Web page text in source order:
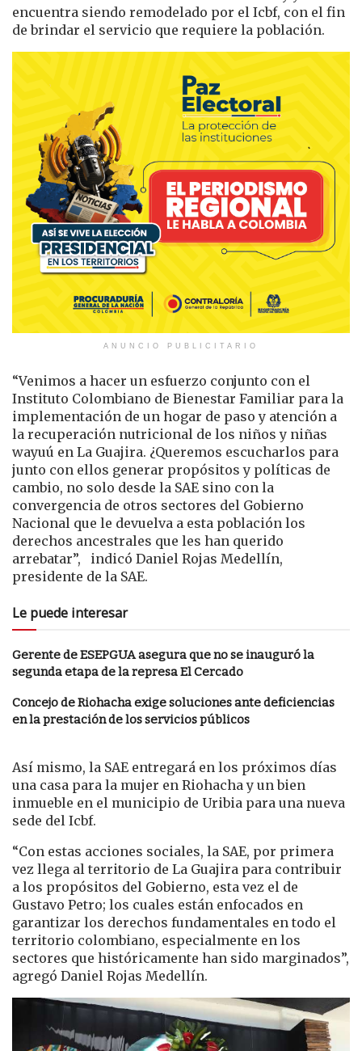
encuentra siendo remodelado por el Icbf, con el fin
de brindar el servicio que requiere la población.
ANUNCIO PUBLICITARIO
“Venimos a hacer un esfuerzo conjunto con el
Instituto Colombiano de Bienestar Familiar para la
implementación de un hogar de paso y atención a
la recuperación nutricional de los niños y niñas
wayuú en La Guajira. ¿Queremos escucharlos para
junto con ellos generar propósitos y políticas de
cambio, no solo desde la SAE sino con la
convergencia de otros sectores del Gobierno
Nacional que le devuelva a esta población los
derechos ancestrales que les han querido
arrebatar”, indicó Daniel Rojas Medellín,
presidente de la SAE.
Le puede interesar
Gerente de ESEPGUA asegura que no se inauguró la
segunda etapa de la represa El Cercado
Concejo de Riohacha exige soluciones ante deficiencias
en la prestación de los servicios públicos
Así mismo, la SAE entregará en los próximos días
una casa para la mujer en Riohacha y un bien
inmueble en el municipio de Uribia para una nueva
sede del Icbf.
“Con estas acciones sociales, la SAE, por primera
vez llega al territorio de La Guajira para contribuir
a los propósitos del Gobierno, esta vez el de
Gustavo Petro; los cuales están enfocados en
garantizar los derechos fundamentales en todo el
territorio colombiano, especialmente en los
sectores que históricamente han sido marginados”,
agregó Daniel Rojas Medellín.